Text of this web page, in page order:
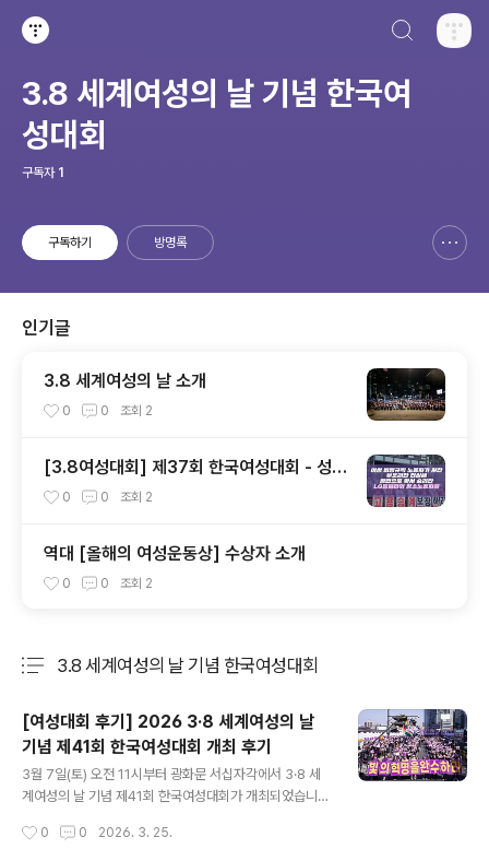
3.8 세계여성의 날 기념 한국여
성대회
구독자 1
구독하기 방명록
인기글
3.8 세계여성의 날 소개
0 0 조회 2
[3.8여성대회] 제37회 한국여성대회 - 성평
등 디딤돌
0 0 조회 2
역대 [올해의 여성운동상] 수상자 소개
0 0 조회 2
3.8 세계여성의 날 기념 한국여성대회
[여성대회 후기] 2026 3·8 세계여성의 날
기념 제41회 한국여성대회 개최 후기
3월 7일(토) 오전 11시부터 광화문 서십자각에서 3·8 세
계여성의 날 기념 제41회 한국여성대회가 개최되었습니
- 모이자 광장으로, 여성주권자의 힘으로!’라는 슬로건으로
0 0 2026. 3. 25.